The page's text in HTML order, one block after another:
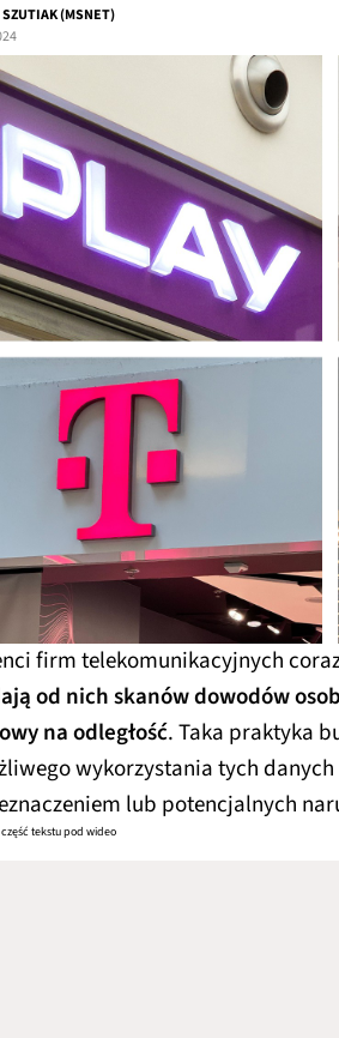
(MSNET)
firm telekomunikacyjnych
od nich skanów dowodów
na odległość. Taka praktyka
wykorzystania tych
lub potencjalnych
tekstu pod wideo